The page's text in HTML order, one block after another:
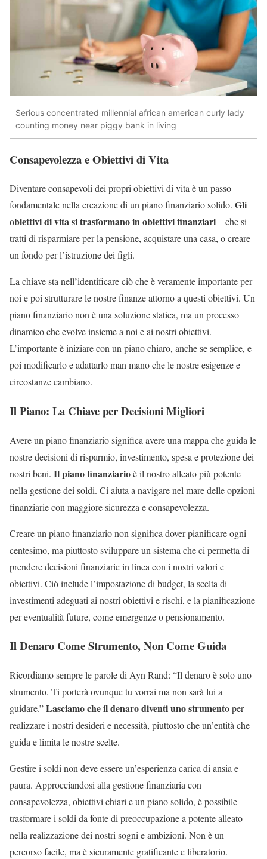
Serious concentrated millennial african american curly lady
counting money near piggy bank in living
Consapevolezza e Obiettivi di Vita
Diventare consapevoli dei propri obiettivi di vita è un passo
fondamentale nella creazione di un piano finanziario solido. Gli
obiettivi di vita si trasformano in obiettivi finanziari– che si
tratti di risparmiare per la pensione, acquistare una casa, o creare
un fondo per l’istruzione dei figli.
La chiave sta nell’identificare ciò che è veramente importante per
noi e poi strutturare le nostre finanze attorno a questi obiettivi. Un
piano finanziario non è una soluzione statica, ma un processo
dinamico che evolve insieme a noi e ai nostri obiettivi.
L’importante è iniziare con un piano chiaro, anche se semplice, e
poi modificarlo e adattarlo man mano che le nostre esigenze e
circostanze cambiano.
Il Piano: La Chiave per Decisioni Migliori
Avere un piano finanziario significa avere una mappa che guida le
nostre decisioni di risparmio, investimento, spesa e protezione dei
nostri beni. Il piano finanziarioè il nostro alleato più potente
nella gestione dei soldi. Ci aiuta a navigare nel mare delle opzioni
finanziarie con maggiore sicurezza e consapevolezza.
Creare un piano finanziario non significa dover pianificare ogni
centesimo, ma piuttosto sviluppare un sistema che ci permetta di
prendere decisioni finanziarie in linea con i nostri valori e
obiettivi. Ciò include l’impostazione di budget, la scelta di
investimenti adeguati ai nostri obiettivi e rischi, e la pianificazione
per eventualità future, come emergenze o pensionamento.
Il Denaro Come Strumento, Non Come Guida
Ricordiamo sempre le parole di Ayn Rand: “Il denaro è solo uno
strumento. Ti porterà ovunque tu vorrai ma non sarà lui a
guidare.”Lasciamo che il denaro diventi uno strumentoper
realizzare i nostri desideri e necessità, piuttosto che un’entità che
guida e limita le nostre scelte.
Gestire i soldi non deve essere un’esperienza carica di ansia e
paura. Approcciandosi alla gestione finanziaria con
consapevolezza, obiettivi chiari e un piano solido, è possibile
trasformare i soldi da fonte di preoccupazione a potente alleato
nella realizzazione dei nostri sogni e ambizioni. Non è un
percorso facile, ma è sicuramente gratificante e liberatorio.